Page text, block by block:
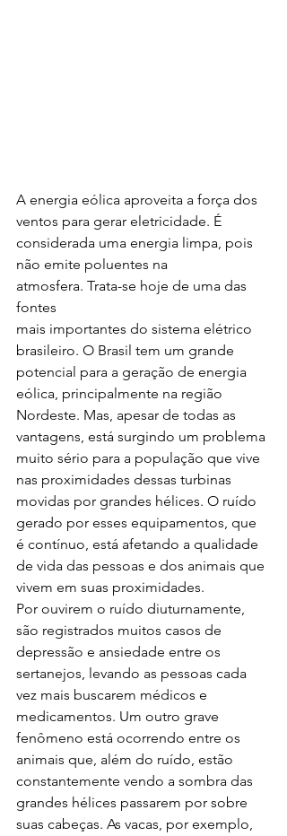
A energia eólica aproveita a força dos
ventos para gerar eletricidade. É
considerada uma energia limpa, pois
não emite poluentes na
atmosfera. Trata-se hoje de uma das
fontes
mais importantes do sistema elétrico
brasileiro. O Brasil tem um grande
potencial para a geração de energia
eólica, principalmente na região
Nordeste. Mas, apesar de todas as
vantagens, está surgindo um problema
muito sério para a população que vive
nas proximidades dessas turbinas
movidas por grandes hélices. O ruído
gerado por esses equipamentos, que
é contínuo, está afetando a qualidade
de vida das pessoas e dos animais que
vivem em suas proximidades.
Por ouvirem o ruído diuturnamente,
são registrados muitos casos de
depressão e ansiedade entre os
sertanejos, levando as pessoas cada
vez mais buscarem médicos e
medicamentos. Um outro grave
fenômeno está ocorrendo entre os
animais que, além do ruído, estão
constantemente vendo a sombra das
grandes hélices passarem por sobre
suas cabeças. As vacas, por exemplo,